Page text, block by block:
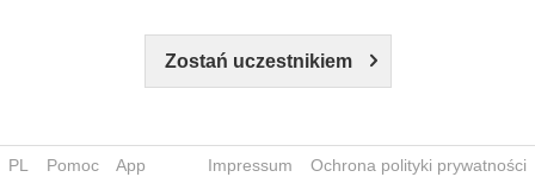
Zostań uczestnikiem
PL Pomoc App Impressum Ochrona polityki prywatności